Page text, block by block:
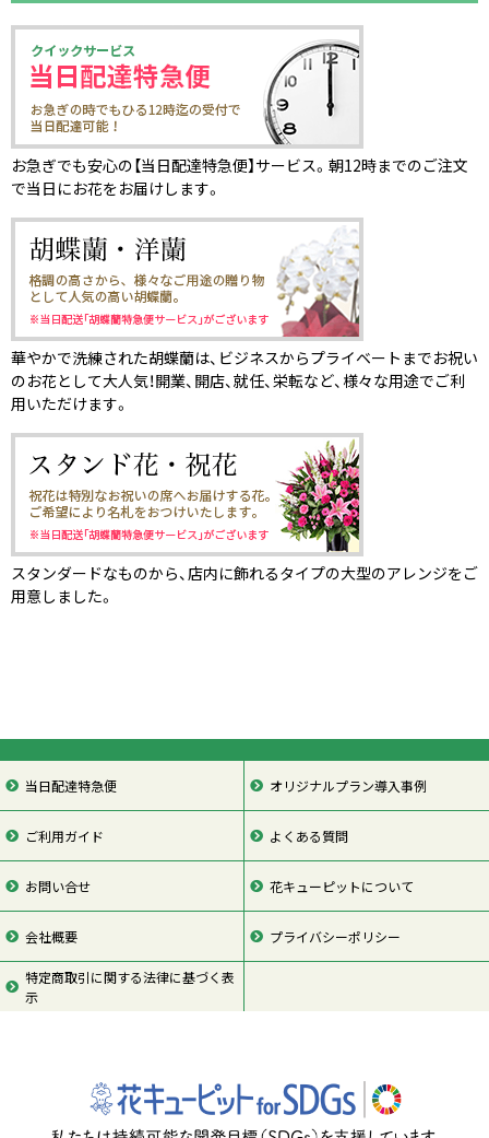
お急ぎでも安心の【当日配達特急便】サービス。朝12時までのご注文
で当日にお花をお届けします。
華やかで洗練された胡蝶蘭は、ビジネスからプライベートまでお祝い
のお花として大人気！開業、開店、就任、栄転など、様々な用途でご利
用いただけます。
スタンダードなものから、店内に飾れるタイプの大型のアレンジをご
用意しました。
当日配達特急便 オリジナルプラン導入事例
ご利用ガイド よくある質問
お問い合せ 花キューピットについて
会社概要 プライバシーポリシー
特定商取引に関する法律に基づく表
示
ページの先頭